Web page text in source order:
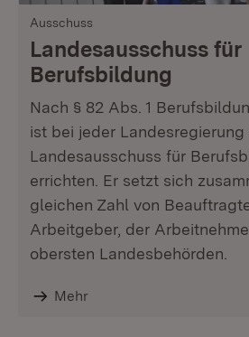
Ausschuss
Landesausschuss für
Berufsbildung
Nach § 82 Abs. 1
ist bei jeder Landesregierung
Landesausschuss für
errichten. Er setzt sich
gleichen Zahl von
Arbeitgeber, der
obersten Landesbehörden.
Mehr